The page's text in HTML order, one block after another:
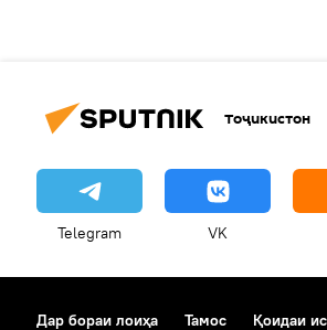
Тоҷикистон
Telegram VK
Дар бораи лоиҳа Тамос Қоидаи